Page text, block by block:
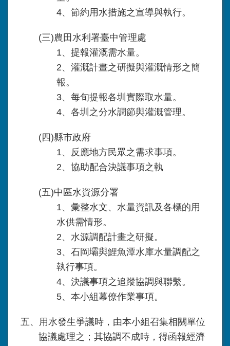
4、節約用水措施之宣導與執行。
(三)農田水利署臺中管理處
1、提報灌溉需水量。
2、灌溉計畫之研擬與灌溉情形之簡
報。
3、每旬提報各圳實際取水量。
4、各圳之分水調節與灌溉管理。
(四)縣市政府
1、反應地方民眾之需求事項。
2、協助配合決議事項之執
(五)中區水資源分署
1、彙整水文、水量資訊及各標的用
水供需情形。
2、水源調配計畫之研擬。
3、石岡壩與鯉魚潭水庫水量調配之
執行事項。
4、決議事項之追蹤協調與聯繫。
5、本小組幕僚作業事項。
五、用水發生爭議時，由本小組召集相關單位
協議處理之；其協調不成時，得函報經濟